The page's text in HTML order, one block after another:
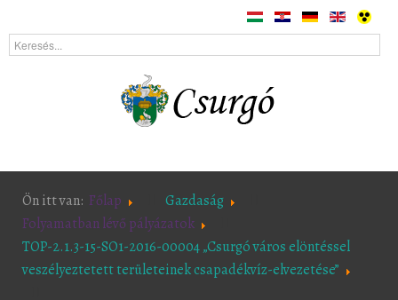
Ön itt van: Főlap
Gazdaság
Folyamatban lévő pályázatok
TOP-2.1.3-15-SO1-2016-00004 „Csurgó város elöntéssel
veszélyeztetett területeinek csapadékvíz-elvezetése”